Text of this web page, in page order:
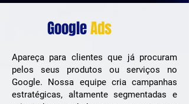
GoogleAds
Apareça para clientes que já procuram
pelos seus produtos ou serviços no
Google. Nossa equipe cria campanhas
estratégicas, altamente segmentadas e